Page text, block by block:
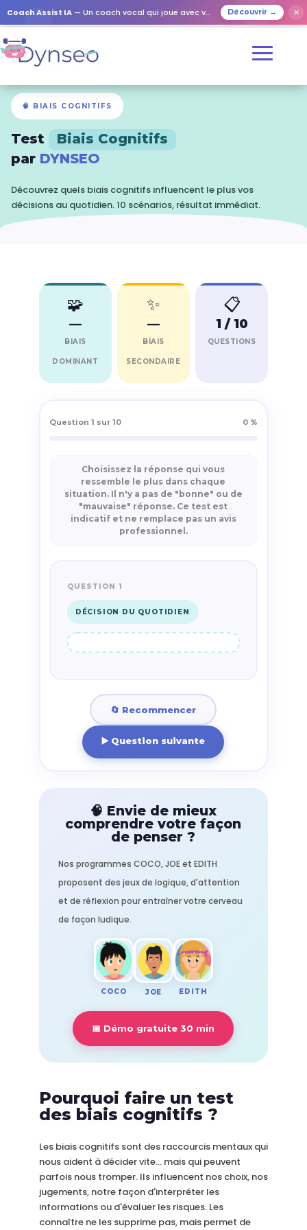
Coach Assist IA — Un coach vocal qui joue avec vos proches Découvrir → ✕
🧠 BIAIS COGNITIFS
Test
Biais Cognitifs
par DYNSEO
Découvrez quels biais cognitifs influencent le plus vos
décisions au quotidien. 10 scénarios, résultat immédiat.
🧩
—
BIAIS
DOMINANT
✨
—
BIAIS
SECONDAIRE
📋
1 / 10
QUESTIONS
Question 1 sur 10 0 %
Choisissez la réponse qui vous
ressemble le plus dans chaque
situation. Il n'y a pas de "bonne" ou de
"mauvaise" réponse. Ce test est
indicatif et ne remplace pas un avis
professionnel.
QUESTION 1
DÉCISION DU QUOTIDIEN
🔄 Recommencer
▶️ Question suivante
🧠 Envie de mieux
comprendre votre façon
de penser ?
Nos programmes COCO, JOE et EDITH
proposent des jeux de logique, d'attention
et de réflexion pour entraîner votre cerveau
de façon ludique.
COCO JOE EDITH
📅 Démo gratuite 30 min
Pourquoi faire un test
des biais cognitifs ?
Les biais cognitifs sont des raccourcis mentaux qui
nous aident à décider vite… mais qui peuvent
parfois nous tromper. Ils influencent nos choix, nos
jugements, notre façon d'interpréter les
informations ou d'évaluer les risques. Les
connaître ne les supprime pas, mais permet de